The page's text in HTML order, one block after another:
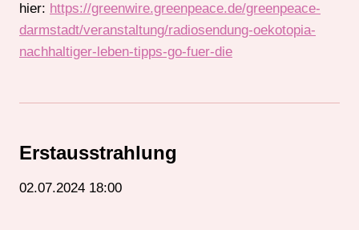
hier: https://greenwire.greenpeace.de/greenpeace-
darmstadt/veranstaltung/radiosendung-oekotopia-
nachhaltiger-leben-tipps-go-fuer-die
Erstausstrahlung
02.07.2024 18:00